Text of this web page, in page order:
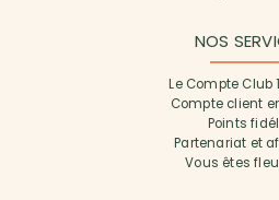
NOS
Le Compte Club
Compte client
Points
Partenariat et
Vous êtes